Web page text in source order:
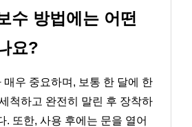
수 방법에는 어떤
요?
매우 중요하며, 보통 한 달에 한
척하고 완전히 말린 후 장착하
. 또한, 사용 후에는 문을 열어